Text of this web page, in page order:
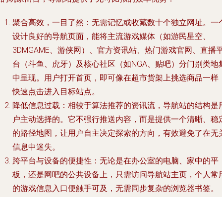
聚合高效，一目了然 ：无需记忆或收藏数十个独立网址。一
设计良好的导航页面，能将主流游戏媒体（如游民星空、
3DMGAME、游侠网）、官方资讯站、热门游戏官网、直播
台（斗鱼、虎牙）及核心社区（如NGA、贴吧）分门别类地
中呈现。用户打开首页，即可像在超市货架上挑选商品一样
快速点击进入目标站点。
降低信息过载 ：相较于算法推荐的资讯流，导航站的结构是
户主动选择的。它不强行推送内容，而是提供一个清晰、稳
的路径地图，让用户自主决定探索的方向，有效避免了在无
信息中迷失。
跨平台与设备的便捷性 ：无论是在办公室的电脑、家中的平
板，还是网吧的公共设备上，只需访问导航站主页，个人常
的游戏信息入口便触手可及，无需同步复杂的浏览器书签。